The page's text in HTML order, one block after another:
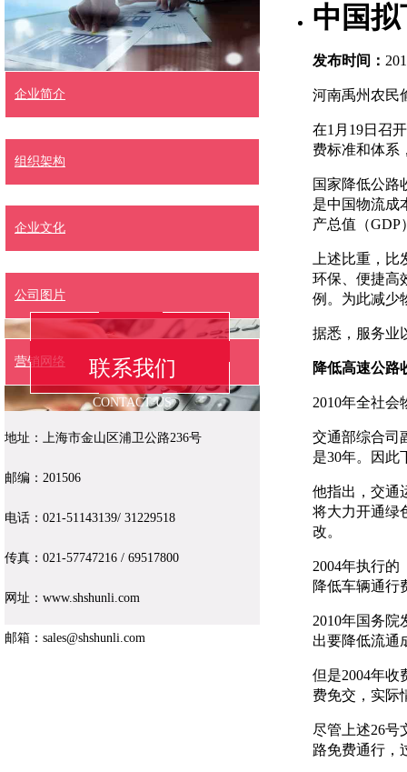
中国
发布时间：
河南禹州农民
在1月19日召
费标准和体系
国家降低公路
是中国物流成
产总值（GDP
上述比重，
环保、便捷高
例。为此减少
据悉，服务业
降低高速公路
2010年全社会
交通部综合司
是30年。因此
他指出，交通
将大力开通绿
改。
2004年执行
降低车辆通行
2010年国务
出要降低流通
但是2004年收
费免交，实际
尽管上述26号
路免费通行，
联系我们
CONTACT US
企业简介
组织架构
企业文化
公司图片
营销网络
地址：上海市金山区浦卫公路236号
邮编：201506
电话：021-51143139/ 31229518
传真：021-57747216 / 69517800
网址：www.shshunli.com
邮箱：sales@shshunli.com
版权所有 Copyright 2015 上
销